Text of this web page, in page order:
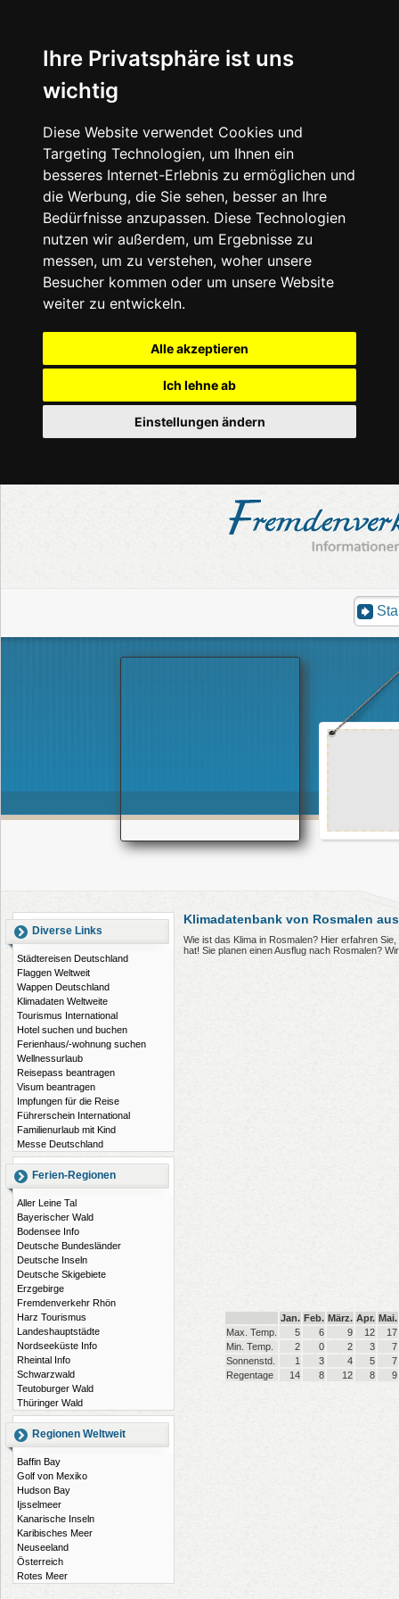
Ihre Privatsphäre ist uns
wichtig
Diese Website verwendet Cookies und
Targeting Technologien, um Ihnen ein
besseres Internet-Erlebnis zu ermöglichen und
die Werbung, die Sie sehen, besser an Ihre
Bedürfnisse anzupassen. Diese Technologien
nutzen wir außerdem, um Ergebnisse zu
messen, um zu verstehen, woher unsere
Besucher kommen oder um unsere Website
weiter zu entwickeln.
Alle akzeptieren
Ich lehne ab
Einstellungen ändern
Diverse Links
Städtereisen Deutschland
Flaggen Weltweit
Wappen Deutschland
Klimadaten Weltweite
Tourismus International
Hotel suchen und buchen
Ferienhaus/-wohnung suchen
Wellnessurlaub
Reisepass beantragen
Visum beantragen
Impfungen für die Reise
Führerschein International
Familienurlaub mit Kind
Messe Deutschland
Ferien-Regionen
Aller Leine Tal
Bayerischer Wald
Bodensee Info
Deutsche Bundesländer
Deutsche Inseln
Deutsche Skigebiete
Erzgebirge
Fremdenverkehr Rhön
Harz Tourismus
Landeshauptstädte
Nordseeküste Info
Rheintal Info
Schwarzwald
Teutoburger Wald
Thüringer Wald
Regionen Weltweit
Baffin Bay
Golf von Mexiko
Hudson Bay
Ijsselmeer
Kanarische Inseln
Karibisches Meer
Neuseeland
Österreich
Rotes Meer
Klimadatenbank von Rosmalen
Wie ist das Klima in Rosmalen? Hier erfahren
hat! Sie planen einen Ausflug nach Rosmalen?
Jan. Feb. März. Apr. Mai.
Max. Temp.
5 6 9 12
17
Min. Temp.
2 0 2 3
7
Sonnenstd.
1 3 4 5
7
Regentage
14 8 12 8 9